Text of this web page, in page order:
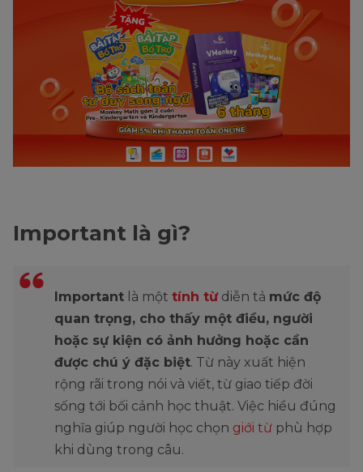
Important là gì?
Important là một tính từdiễn tả mức độ
quan trọng, cho thấy một điều, người
hoặc sự kiện có ảnh hưởng hoặc cần
được chú ý đặc biệt. Từ này xuất hiện
rộng rãi trong nói và viết, từ giao tiếp đời
sống tới bối cảnh học thuật. Việc hiểu đúng
nghĩa giúp người học chọn giới từ phù hợp
khi dùng trong câu.